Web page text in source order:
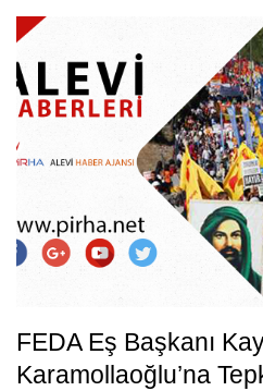
FEDA Eş Başkanı
Karamollaoğlu’na